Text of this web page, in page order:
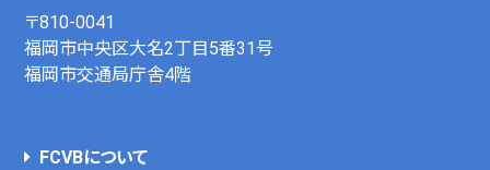
〒810-0041
福岡市中央区大名2丁目5番31号
福岡市交通局庁舎4階
FCVBについて